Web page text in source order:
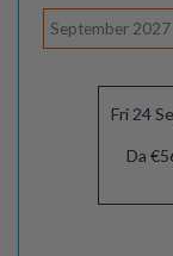
September 2027
Fri 24
Da